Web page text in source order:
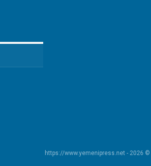
© https://www.yemenipress.net - 2026